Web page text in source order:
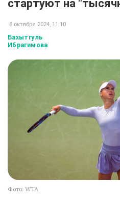
стартуют на
8 октября 2024, 11:10
Бахытгуль
Ибрагимова
Фото: WTA